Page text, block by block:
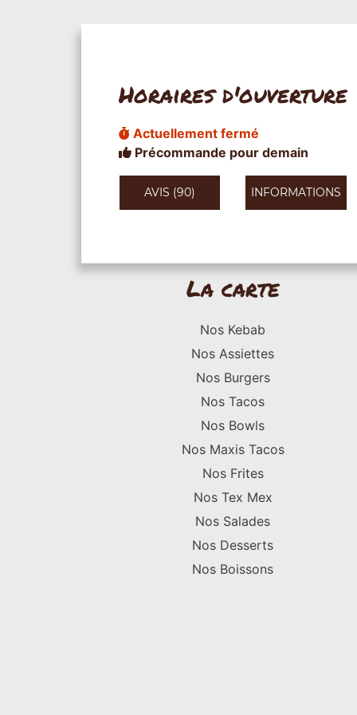
Horaires d'ouverture
Actuellement fermé
Précommande pour demain
AVIS (90) INFORMATIONS
La carte
Nos Kebab
Nos Assiettes
Nos Burgers
Nos Tacos
Nos Bowls
Nos Maxis Tacos
Nos Frites
Nos Tex Mex
Nos Salades
Nos Desserts
Nos Boissons